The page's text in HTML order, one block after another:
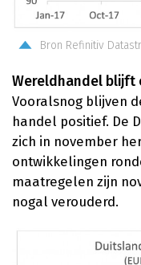
Bron Refinitiv
Wereldhandel blijft
Vooralsnog blijven
handel positief. De
zich in november
ontwikkelingen
maatregelen zijn
nogal verouderd.